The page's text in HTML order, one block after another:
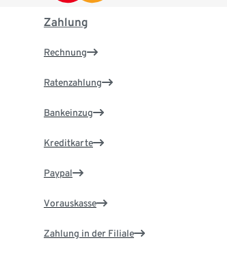
Zahlung
Rechnung
Ratenzahlung
Bankeinzug
Kreditkarte
Paypal
Vorauskasse
Zahlung in der Filiale